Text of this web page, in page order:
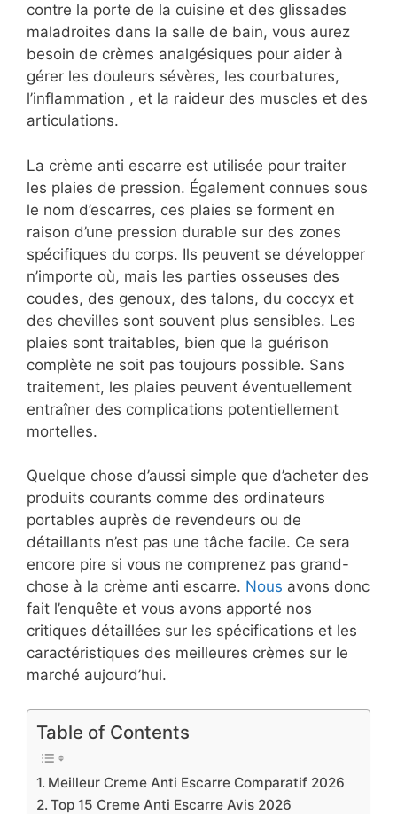
contre la porte de la cuisine et des glissades
maladroites dans la salle de bain, vous aurez
besoin de crèmes analgésiques pour aider à
gérer les douleurs sévères, les courbatures,
l’inflammation , et la raideur des muscles et des
articulations.
La crème anti escarre est utilisée pour traiter
les plaies de pression. Également connues sous
le nom d’escarres, ces plaies se forment en
raison d’une pression durable sur des zones
spécifiques du corps. Ils peuvent se développer
n’importe où, mais les parties osseuses des
coudes, des genoux, des talons, du coccyx et
des chevilles sont souvent plus sensibles. Les
plaies sont traitables, bien que la guérison
complète ne soit pas toujours possible. Sans
traitement, les plaies peuvent éventuellement
entraîner des complications potentiellement
mortelles.
Quelque chose d’aussi simple que d’acheter des
produits courants comme des ordinateurs
portables auprès de revendeurs ou de
détaillants n’est pas une tâche facile. Ce sera
encore pire si vous ne comprenez pas grand-
chose à la crème anti escarre. Nous avons donc
fait l’enquête et vous avons apporté nos
critiques détaillées sur les spécifications et les
caractéristiques des meilleures crèmes sur le
marché aujourd’hui.
Table of Contents
Meilleur Creme Anti Escarre Comparatif 2026
Top 15 Creme Anti Escarre Avis 2026